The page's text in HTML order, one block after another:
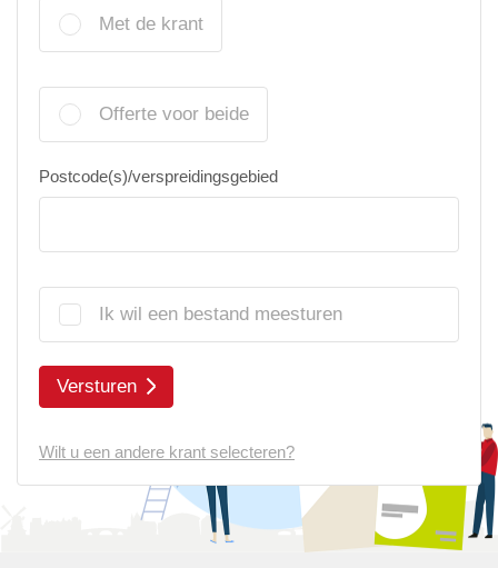
Met de krant
Offerte voor beide
Postcode(s)/verspreidingsgebied
Ik wil een bestand meesturen
Versturen
Wilt u een andere krant selecteren?